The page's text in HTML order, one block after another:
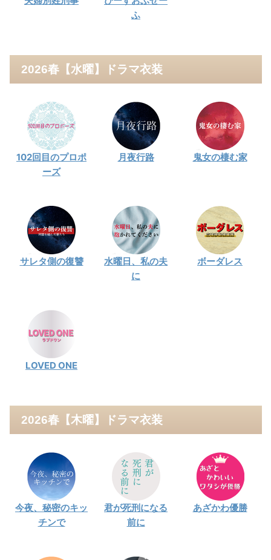
ふ
2026春【水曜】ドラマ衣装
102回目のプロポ
ーズ
月夜行路 鬼女の棲む家
サレタ側の復讐
水曜日、私の夫
に
ボーダレス
LOVED ONE
2026春【木曜】ドラマ衣装
今夜、秘密のキッ
チンで
君が死刑になる
前に
あざかわ優勝